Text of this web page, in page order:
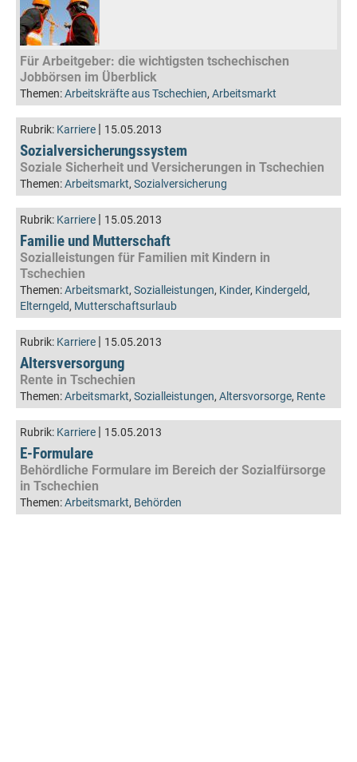
Für Arbeitgeber: die wichtigsten tschechischen
Jobbörsen im Überblick
Themen:Arbeitskräfte aus Tschechien, Arbeitsmarkt
Rubrik: Karriere | 15.05.2013
Sozialversicherungssystem
Soziale Sicherheit und Versicherungen in Tschechien
Themen:Arbeitsmarkt, Sozialversicherung
Rubrik: Karriere | 15.05.2013
Familie und Mutterschaft
Sozialleistungen für Familien mit Kindern in
Tschechien
Themen:Arbeitsmarkt, Sozialleistungen, Kinder, Kindergeld,
Elterngeld, Mutterschaftsurlaub
Rubrik: Karriere | 15.05.2013
Altersversorgung
Rente in Tschechien
Themen:Arbeitsmarkt, Sozialleistungen, Altersvorsorge, Rente
Rubrik: Karriere | 15.05.2013
E-Formulare
Behördliche Formulare im Bereich der Sozialfürsorge
in Tschechien
Themen:Arbeitsmarkt, Behörden